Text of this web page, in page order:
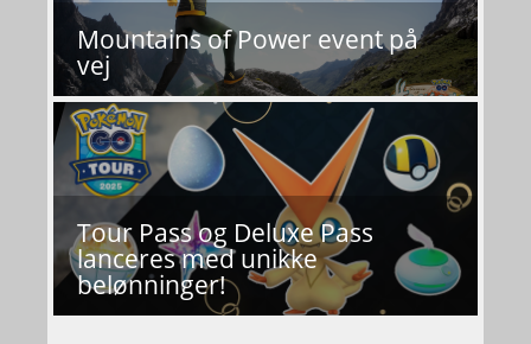
Mountains of Power event på
vej
Tour Pass og Deluxe Pass
lanceres med unikke
belønninger!